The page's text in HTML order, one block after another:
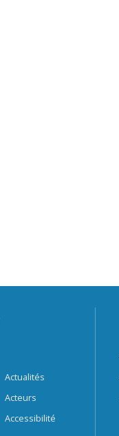
Actualités
Acteurs
Accessibilité